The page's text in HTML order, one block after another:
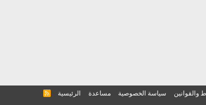
والقوانين سياسة الخصوصية مساعدة الرئيسية
R